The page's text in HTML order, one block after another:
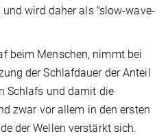
wird daher als "slow-wave-
beim Menschen, nimmt bei
der Schlafdauer der Anteil
Schlafs und damit die
zwar vor allem in den ersten
der Wellen verstärkt sich.